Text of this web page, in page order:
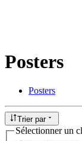
Posters
Posters
Trier par
Sélectionner un